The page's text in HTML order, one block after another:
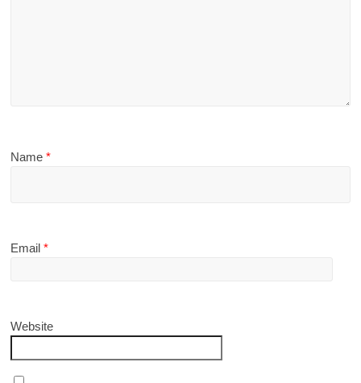
Name*
Email*
Website